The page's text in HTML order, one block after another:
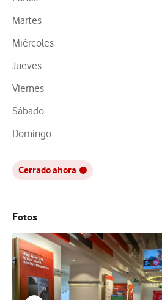
Martes
Miércoles
Jueves
Viernes
Sábado
Domingo
Cerrado ahora
Fotos